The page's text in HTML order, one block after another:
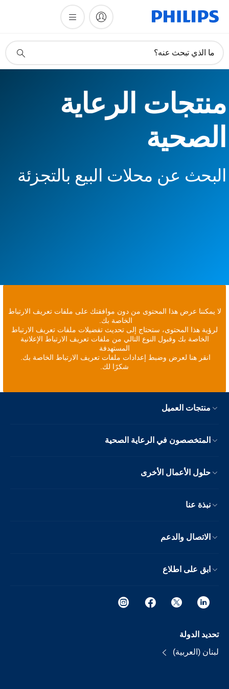
دعم
ما الذي تبحث عنه؟
منتجات الرعاية
الصحية
البحث عن محلات البيع بالتجزئة
لا يمكننا عرض هذا المحتوى من دون موافقتك على ملفات تعريف الارتباط
الخاصة بك.
لرؤية هذا المحتوى، ستحتاج إلى تحديث تفضيلات ملفات تعريف الارتباط
الخاصة بك وقبول النوع التالي من ملفات تعريف الارتباط الإعلانية
المستهدفة
انقر هنا لعرض وضبط إعدادات ملفات تعريف الارتباط الخاصة بك.
شكرًا لك.
منتجات العميل
المتخصصون في الرعاية الصحية
حلول الأعمال الأخرى
نبذة عنا
الاتصال والدعم
ابق على اطلاع
تحديد الدولة
لبنان (العربية)